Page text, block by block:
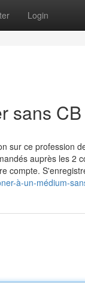
Login
sans CB
sur ce profession
auprès les 2
compte.
à-un-médium-